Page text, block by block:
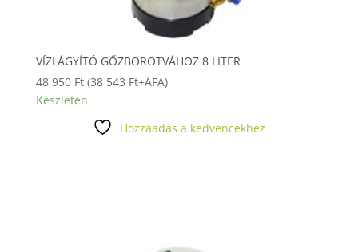
VÍZLÁGYÍTÓ GŐZBOROTVÁHOZ 8 LITER
48 950 Ft (38 543 Ft+ÁFA)
Készleten
Hozzáadás a kedvencekhez